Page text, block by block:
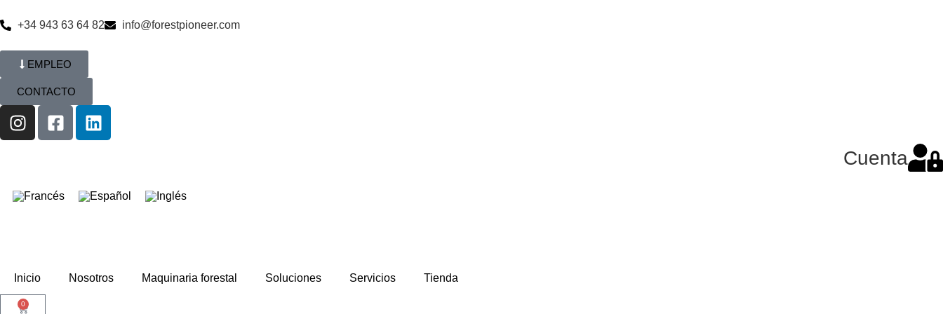
+34 943 63 64 82 info@forestpioneer.com
EMPLEO
CONTACTO
Cuenta
Inicio Nosotros Maquinaria forestal Soluciones Servicios Tienda
0